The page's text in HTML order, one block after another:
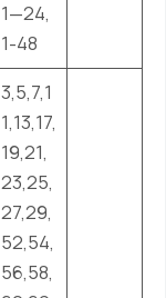
1—24,
1-48
3,5,7,1
1,13,17,
19,21,
23,25,
27,29,
52,54,
56,58,